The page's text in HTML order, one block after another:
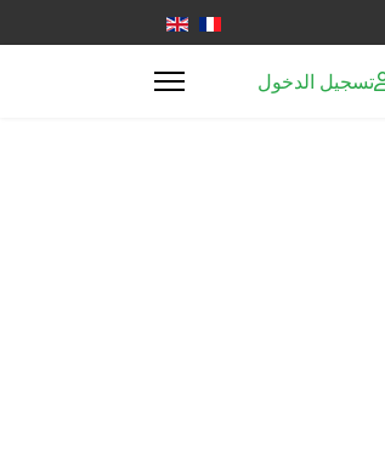
اختر لغتك
تسجيل الدخول